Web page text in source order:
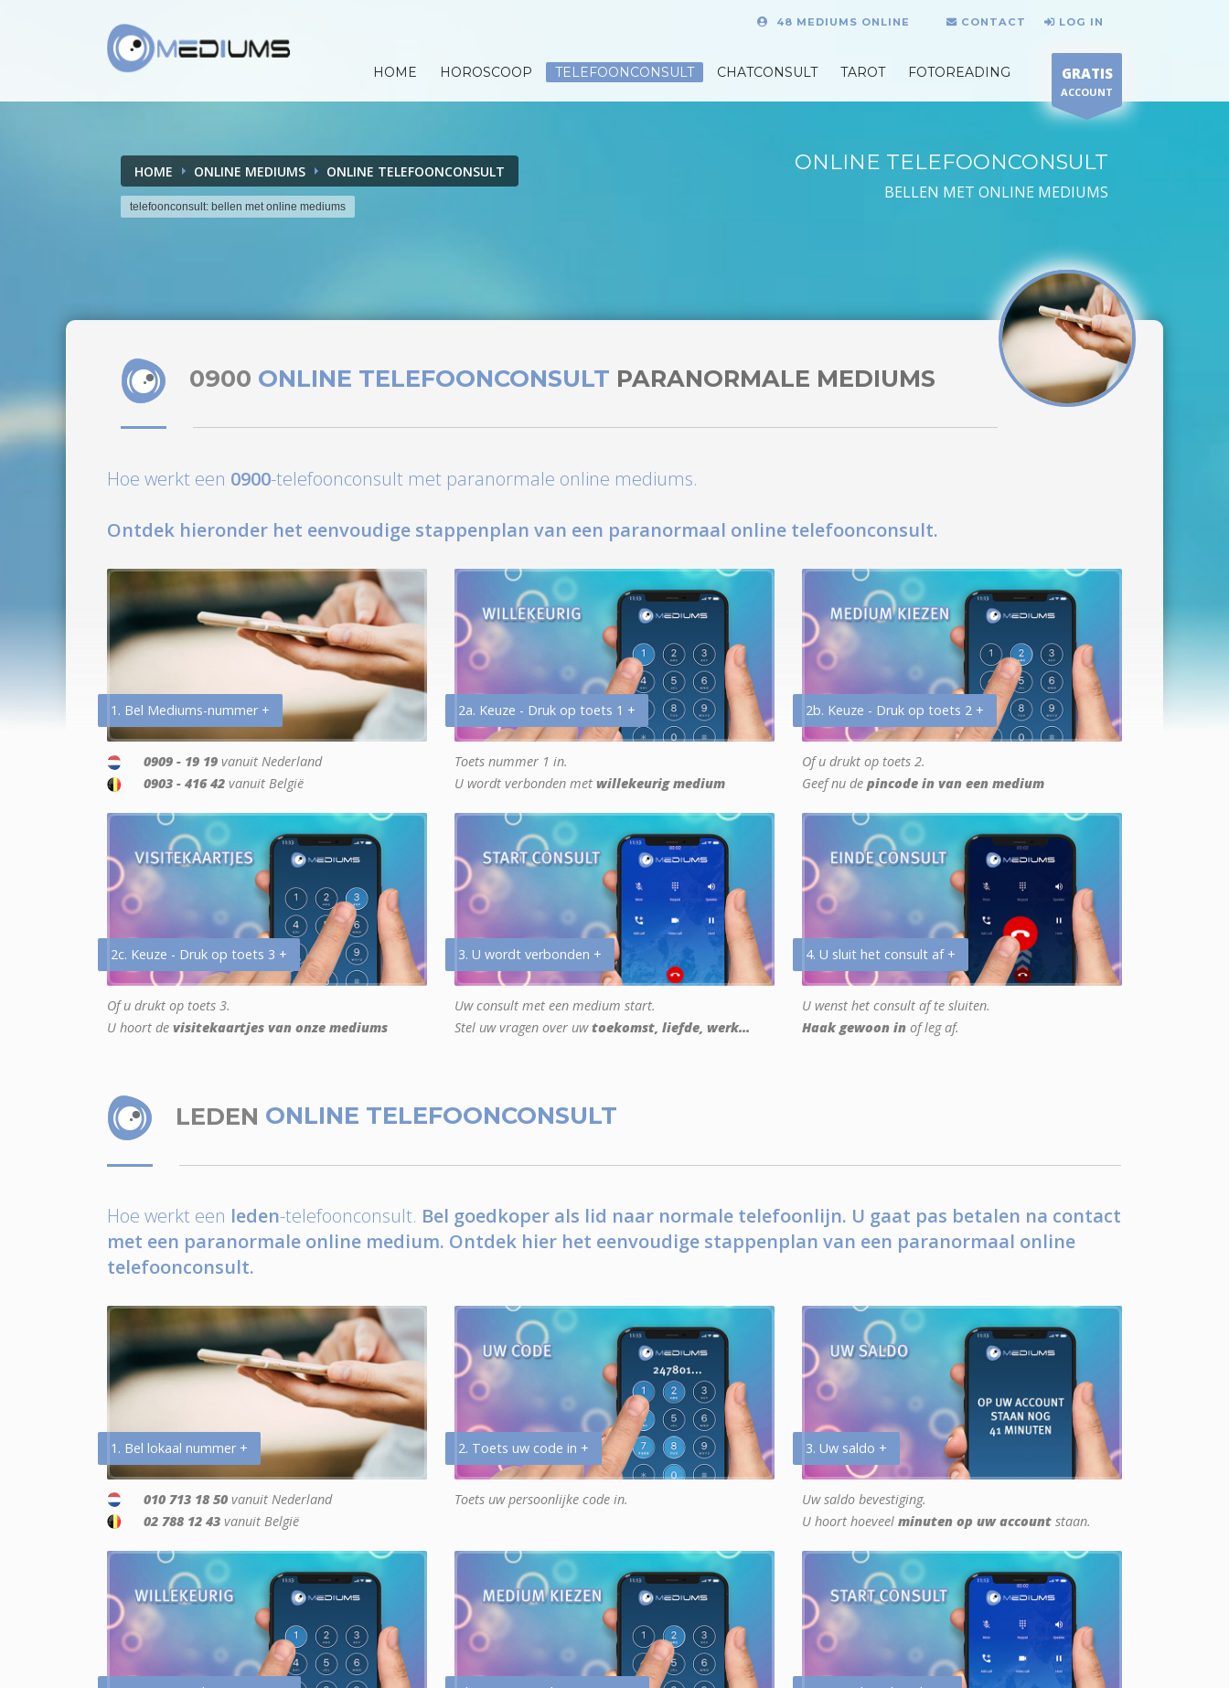
48 MEDIUMS ONLINE CONTACT LOG IN
HOME HOROSCOOP TELEFOONCONSULT CHATCONSULT TAROT FOTOREADING GRATIS
ACCOUNT
HOME ONLINE MEDIUMS ONLINE TELEFOONCONSULT
telefoonconsult: bellen met online mediums
ONLINE TELEFOONCONSULT
BELLEN MET ONLINE MEDIUMS
0900 ONLINE TELEFOONCONSULT PARANORMALE MEDIUMS
Hoe werkt een 0900-telefoonconsult met paranormale online mediums.
Ontdek hieronder het eenvoudige stappenplan van een paranormaal online telefoonconsult.
1. Bel Mediums-nummer +
0909 - 19 19 vanuit Nederland
0903 - 416 42 vanuit België
2a. Keuze - Druk op toets 1 +
Toets nummer 1 in.
U wordt verbonden met willekeurig medium
2b. Keuze - Druk op toets 2 +
Of u drukt op toets 2.
Geef nu de pincode in van een medium
2c. Keuze - Druk op toets 3 +
Of u drukt op toets 3.
U hoort de visitekaartjes van onze mediums
3. U wordt verbonden +
Uw consult met een medium start.
Stel uw vragen over uwtoekomst, liefde, werk...
4. U sluit het consult af +
U wenst het consult af te sluiten.
Haak gewoon in of leg af.
LEDEN ONLINE TELEFOONCONSULT
Hoe werkt een leden-telefoonconsult. Bel goedkoper als lid naar normale telefoonlijn. U gaat pas betalen na contact
met een paranormale online medium. Ontdek hier het eenvoudige stappenplan van een paranormaal online
telefoonconsult.
1. Bel lokaal nummer +
010 713 18 50 vanuit Nederland
02 788 12 43 vanuit België
2. Toets uw code in +
Toets uw persoonlijke code in.
3. Uw saldo +
Uw saldo bevestiging.
U hoort hoeveel minuten op uw account staan.